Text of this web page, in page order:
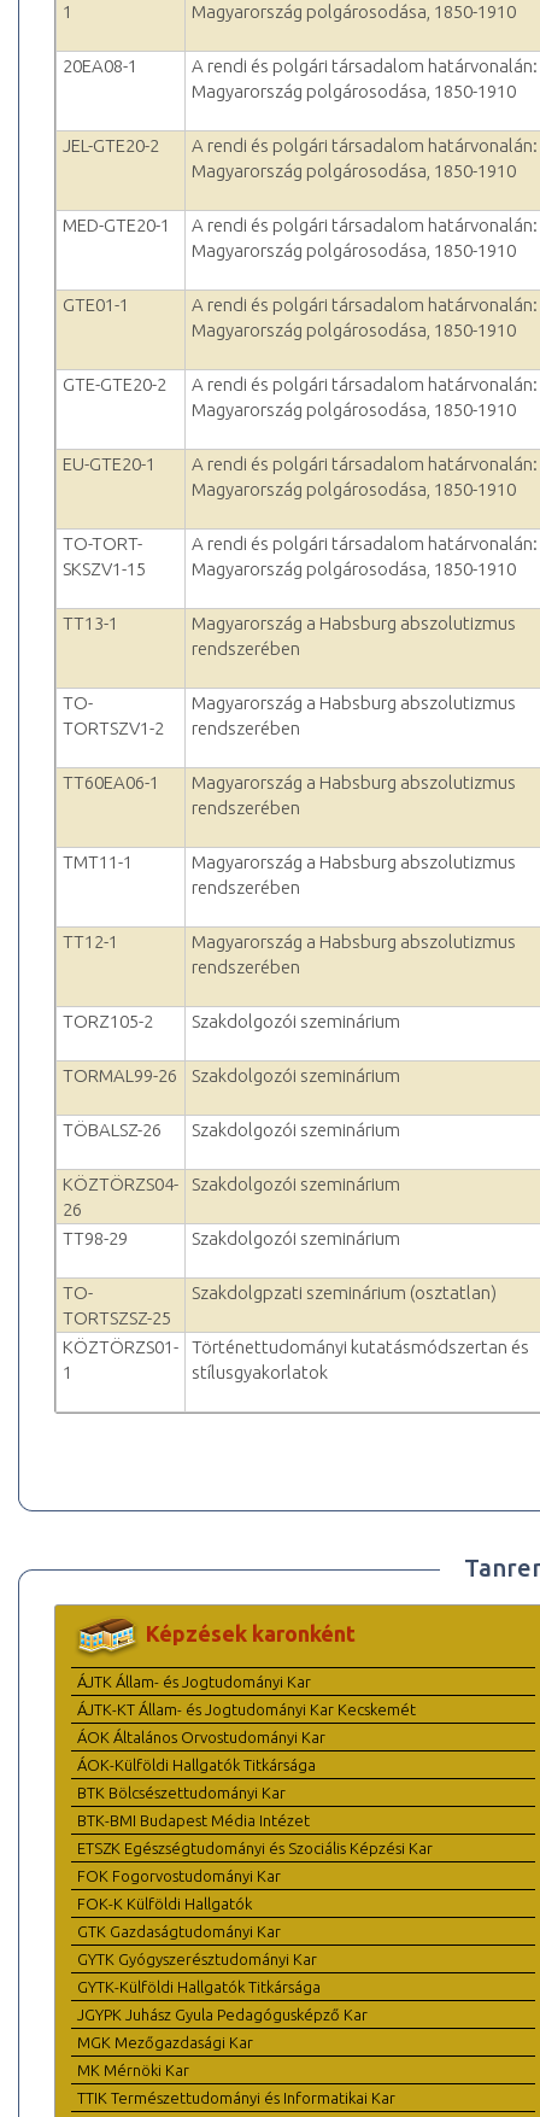
1
Magyarország polgárosodása, 1850-1910
20EA08-1
A rendi és polgári társadalom határvonalán:
Magyarország polgárosodása, 1850-1910
JEL-GTE20-2
A rendi és polgári társadalom határvonalán:
Magyarország polgárosodása, 1850-1910
MED-GTE20-1
A rendi és polgári társadalom határvonalán:
Magyarország polgárosodása, 1850-1910
GTE01-1
A rendi és polgári társadalom határvonalán:
Magyarország polgárosodása, 1850-1910
GTE-GTE20-2
A rendi és polgári társadalom határvonalán:
Magyarország polgárosodása, 1850-1910
EU-GTE20-1
A rendi és polgári társadalom határvonalán:
Magyarország polgárosodása, 1850-1910
TO-TORT-
SKSZV1-15
A rendi és polgári társadalom határvonalán:
Magyarország polgárosodása, 1850-1910
TT13-1
Magyarország a Habsburg abszolutizmus
rendszerében
TO-
TORTSZV1-2
Magyarország a Habsburg abszolutizmus
rendszerében
TT60EA06-1
Magyarország a Habsburg abszolutizmus
rendszerében
TMT11-1
Magyarország a Habsburg abszolutizmus
rendszerében
TT12-1
Magyarország a Habsburg abszolutizmus
rendszerében
TORZ105-2 Szakdolgozói szeminárium
TORMAL99-26 Szakdolgozói szeminárium
TÖBALSZ-26 Szakdolgozói szeminárium
KÖZTÖRZS04-
26
Szakdolgozói szeminárium
TT98-29 Szakdolgozói szeminárium
TO-
TORTSZSZ-25
Szakdolgpzati szeminárium (osztatlan)
KÖZTÖRZS01-
1
Történettudományi kutatásmódszertan és
stílusgyakorlatok
Képzések karonként
ÁJTK Állam- és Jogtudományi Kar
ÁJTK-KT Állam- és Jogtudományi Kar Kecskemét
ÁOK Általános Orvostudományi Kar
ÁOK-Külföldi Hallgatók Titkársága
BTK Bölcsészettudományi Kar
BTK-BMI Budapest Média Intézet
ETSZK Egészségtudományi és Szociális Képzési Kar
FOK Fogorvostudományi Kar
FOK-K Külföldi Hallgatók
GTK Gazdaságtudományi Kar
GYTK Gyógyszerésztudományi Kar
GYTK-Külföldi Hallgatók Titkársága
JGYPK Juhász Gyula Pedagógusképző Kar
MGK Mezőgazdasági Kar
MK Mérnöki Kar
TTIK Természettudományi és Informatikai Kar